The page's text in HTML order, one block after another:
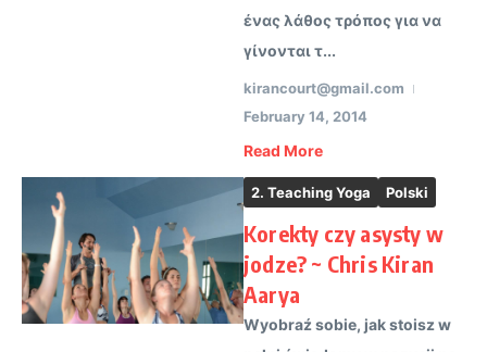
ένας λάθος τρόπος για να
γίνονται τ...
kirancourt@gmail.com
February 14, 2014
Read More
2. Teaching Yoga Polski
Korekty czy asysty w
jodze? ~ Chris Kiran
Aarya
Wyobraź sobie, jak stoisz w